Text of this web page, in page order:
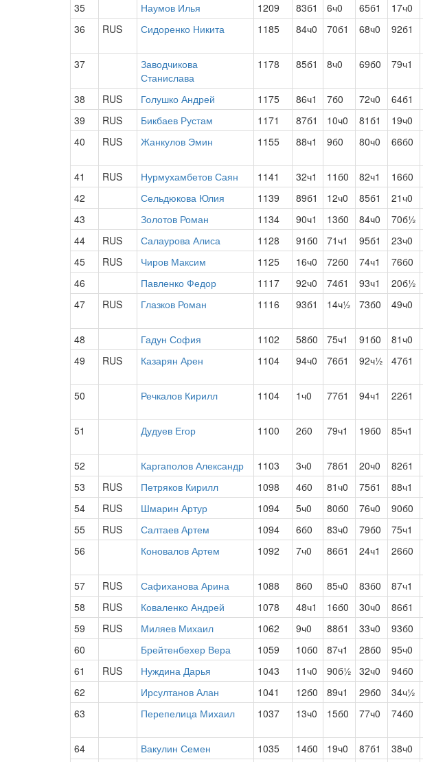
35
Наумов Илья 1209 83б1 6ч0 65б1 17ч0
36
RUS Сидоренко Никита 1185 84ч0 70б1 68ч0 92б1
37
Заводчикова
Станислава
1178 85б1 8ч0 69б0 79ч1
38 RUS Голушко Андрей 1175 86ч1 7б0 72ч0 64б1
39
RUS Бикбаев Рустам 1171 87б1 10ч0 81б1 19ч0
40
RUS Жанкулов Эмин 1155 88ч1 9б0 80ч0 66б0
41 RUS Нурмухамбетов Саян 1141 32ч1 11б0 82ч1 16б0
42
Сельдюкова Юлия 1139 89б1 12ч0 85б1 21ч0
43
Золотов Роман 1134 90ч1 13б0 84ч0 70б½
44
RUS Салаурова Алиса 1128 91б0 71ч1 95б1 23ч0
45
RUS Чиров Максим 1125 16ч0 72б0 74ч1 76б0
46
Павленко Федор 1117 92ч0 74б1 93ч1 20б½
47
RUS Глазков Роман 1116 93б1 14ч½ 73б0 49ч0
48 Гадун София 1102 58б0 75ч1 91б0 81ч0
49
RUS Казарян Арен 1104 94ч0 76б1 92ч½ 47б1
50 Речкалов Кирилл 1104 1ч0 77б1 94ч1 22б1
51 Дудуев Егор 1100 2б0 79ч1 19б0 85ч1
52 Каргаполов Александр 1103 3ч0 78б1 20ч0 82б1
53
RUS Петряков Кирилл 1098 4б0 81ч0 75б1 88ч1
54
RUS Шмарин Артур 1094 5ч0 80б0 76ч0 90б0
55
RUS Салтаев Артем 1094 6б0 83ч0 79б0 75ч1
56
Коновалов Артем 1092 7ч0 86б1 24ч1 26б0
57 RUS Сафиханова Арина 1088 8б0 85ч0 83б0 87ч1
58
RUS Коваленко Андрей 1078 48ч1 16б0 30ч0 86б1
59
RUS Миляев Михаил 1062 9ч0 88б1 33ч0 93б0
60
Брейтенбехер Вера 1059 10б0 87ч1 28б0 95ч0
61
RUS Нуждина Дарья 1043 11ч0 90б½ 32ч0 94б0
62
Ирсултанов Алан 1041 12б0 89ч1 29б0 34ч½
63
Перепелица Михаил 1037 13ч0 15б0 77ч0 74б0
64 Вакулин Семен 1035 14б0 19ч0 87б1 38ч0